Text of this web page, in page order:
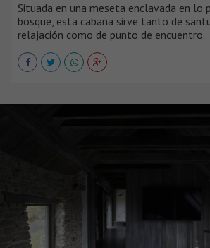
Situada en una meseta enclavada en lo
bosque, esta cabaña sirve tanto de
relajación como de punto de encuentro.